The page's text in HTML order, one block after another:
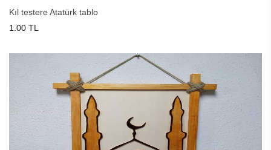
Kıl testere Atatürk tablo
1.00 TL